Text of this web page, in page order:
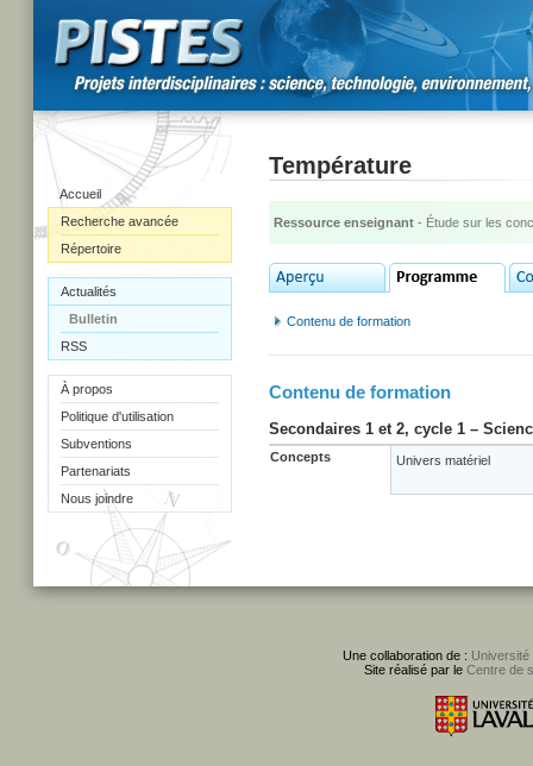
Accueil
Recherche avancée
Répertoire
Actualités
Bulletin
RSS
À propos
Politique d'utilisation
Subventions
Partenariats
Nous joindre
Température
Ressource enseignant - Étude sur les
Contenu de formation
Contenu de formation
Secondaires 1 et 2, cycle 1 –
Concepts Univers matériel
Une collaboration de : Université
Site réalisé par le Centre de